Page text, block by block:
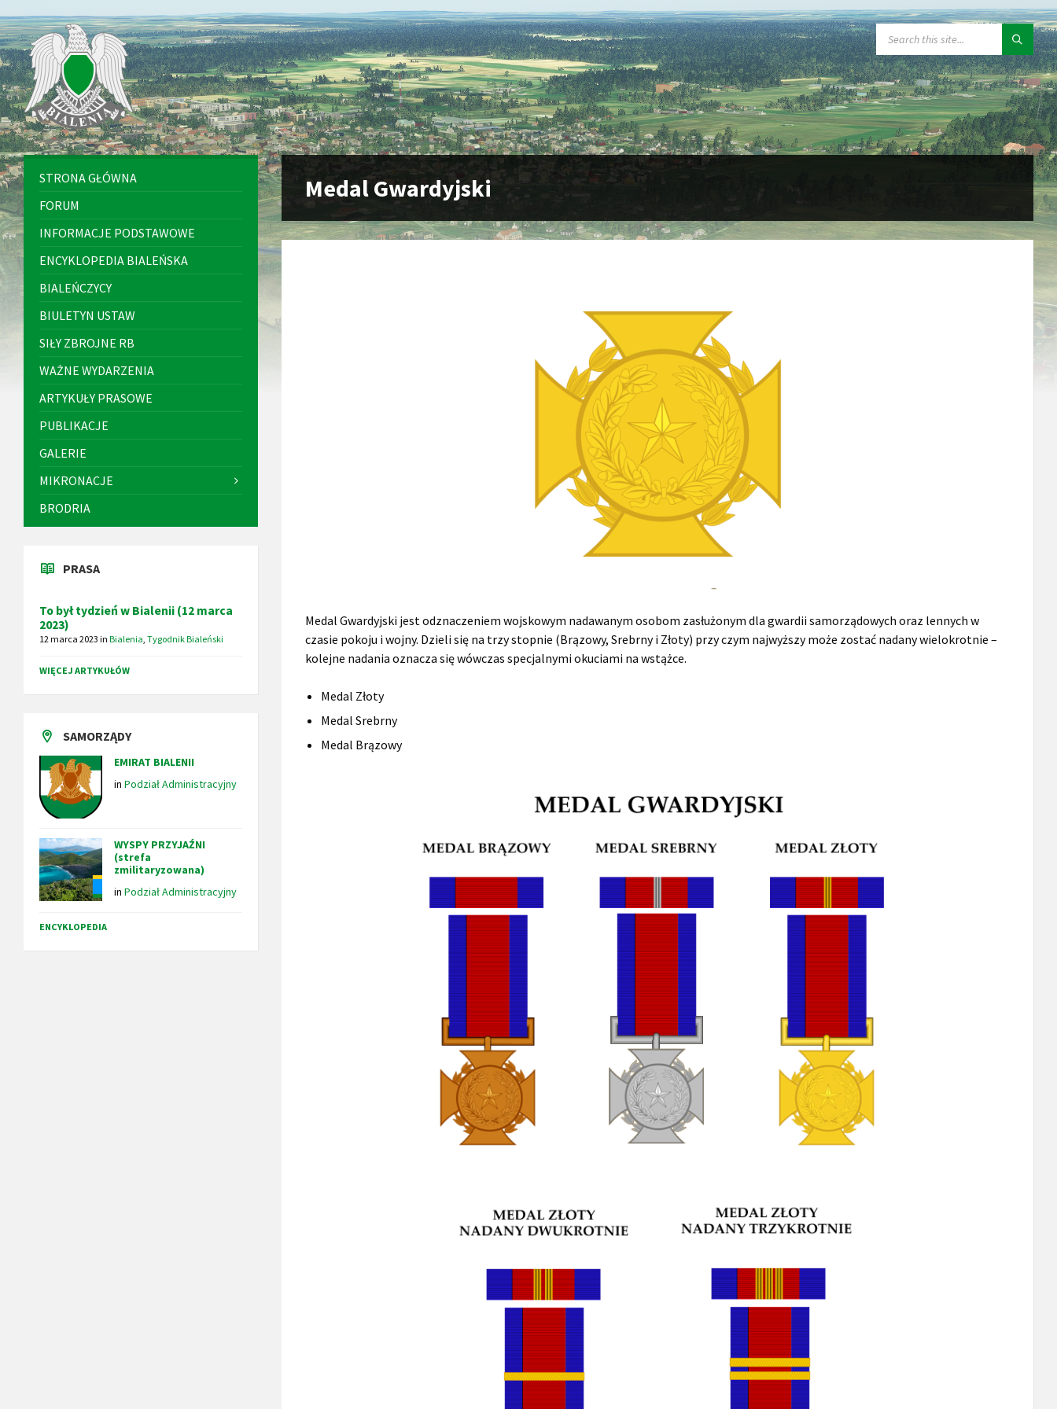
to
content
to
left
sidebar
to
footer
SEARCH:
Medal Gwardyjski
Medal Gwardyjski jest odznaczeniem wojskowym nadawanym osobom zasłużonym dla gwardii samorządowych oraz lennych w
czasie pokoju i wojny. Dzieli się na trzy stopnie (Brązowy, Srebrny i Złoty) przy czym najwyższy może zostać nadany wielokrotnie –
kolejne nadania oznacza się wówczas specjalnymi okuciami na wstążce.
Medal Złoty
Medal Srebrny
Medal Brązowy
STRONA GŁÓWNA
FORUM
INFORMACJE PODSTAWOWE
ENCYKLOPEDIA BIALEŃSKA
BIALEŃCZYCY
BIULETYN USTAW
SIŁY ZBROJNE RB
WAŻNE WYDARZENIA
ARTYKUŁY PRASOWE
PUBLIKACJE
GALERIE
MIKRONACJE
BRODRIA
PRASA
To był tydzień w Bialenii (12 marca
2023)
12 marca 2023 in Bialenia Tygodnik Bialeński
WIĘCEJ ARTYKUŁÓW
SAMORZĄDY
EMIRAT BIALENII
in Podział Administracyjny
WYSPY PRZYJAŹNI
(strefa
zmilitaryzowana)
in Podział Administracyjny
ENCYKLOPEDIA